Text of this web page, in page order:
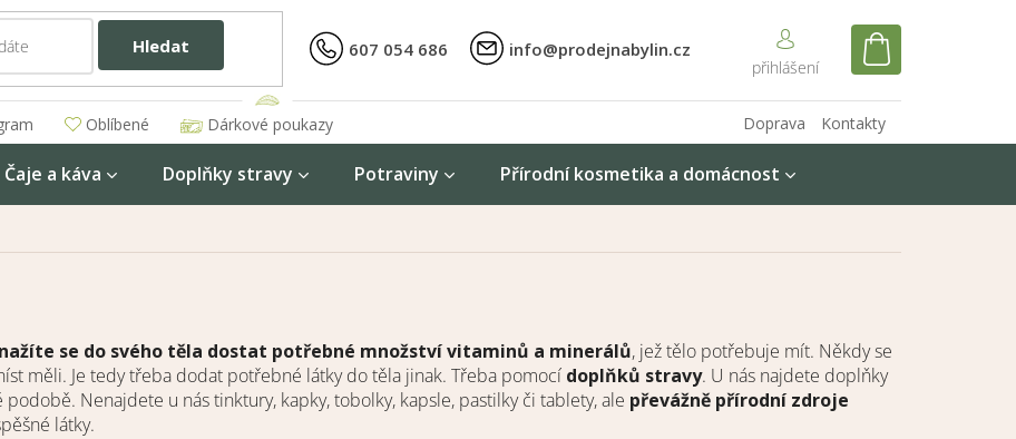
Hledat 607 054 686 info@prodejnabylin.cz
NÁKUPNÍ
Oblíbené Kontakty
Doprava
Dárkové poukazy
Čaje a káva Doplňky stravy Potraviny Přírodní kosmetika a domácnost
se do svého těla dostat potřebné množství vitaminů a minerálů, jež tělo potřebuje mít. Někdy se
měli. Je tedy třeba dodat potřebné látky do těla jinak. Třeba pomocí doplňků stravy. U nás najdete doplňky
Nenajdete u nás tinktury, kapky, tobolky, kapsle, pastilky či tablety, ale převážně přírodní zdroje
látky.